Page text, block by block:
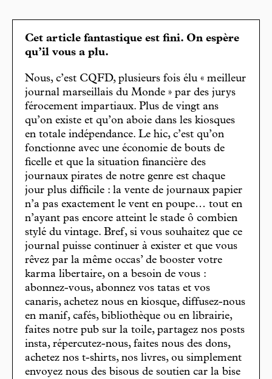
Cet article fantastique est fini. On espère
qu’il vous a plu.
Nous, c’est CQFD, plusieurs fois élu « meilleur
journal marseillais du Monde » par des jurys
férocement impartiaux. Plus de vingt ans
qu’on existe et qu’on aboie dans les kiosques
en totale indépendance. Le hic, c’est qu’on
fonctionne avec une économie de bouts de
ficelle et que la situation financière des
journaux pirates de notre genre est chaque
jour plus difficile : la vente de journaux papier
n’a pas exactement le vent en poupe… tout en
n’ayant pas encore atteint le stade ô combien
stylé du vintage. Bref, si vous souhaitez que ce
journal puisse continuer à exister et que vous
rêvez par la même occas’ de booster votre
karma libertaire, on a besoin de vous :
abonnez-vous, abonnez vos tatas et vos
canaris, achetez nous en kiosque, diffusez-nous
en manif, cafés, bibliothèque ou en librairie,
faites notre pub sur la toile, partagez nos posts
insta, répercutez-nous, faites nous des dons,
achetez nos t-shirts, nos livres, ou simplement
envoyez nous des bisous de soutien car la bise